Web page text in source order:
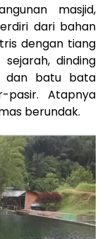
masjid,
dari bahan
dengan tiang
dinding
dan batu bata
pasir. Atapnya
berundak.